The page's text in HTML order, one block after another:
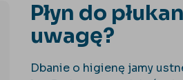
Płyn do
uwagę?
Dbanie o higienę jamy